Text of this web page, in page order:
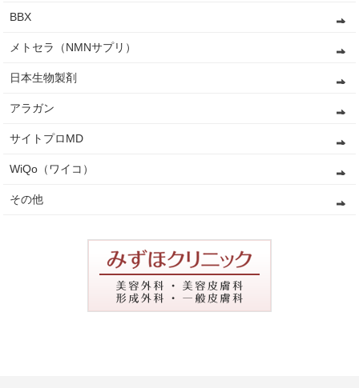
BBX
メトセラ（NMNサプリ）
日本生物製剤
アラガン
サイトプロMD
WiQo（ワイコ）
その他